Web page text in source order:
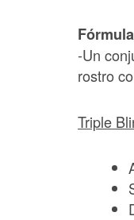
Fórmula
-Un
rostro
Triple